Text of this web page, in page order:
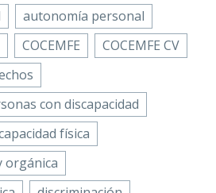
Compartir
de
Especiales
de
se
al Pacto
Capacidades
LinkedIn
WhatsApp
Email
de
Física
Anxo
una
para
con
Facebook
Twitter
LinkedIn
WhatsApp
autonomía personal
COCEMFE
COCEMFE CV
con discapacidad
física
orgánica